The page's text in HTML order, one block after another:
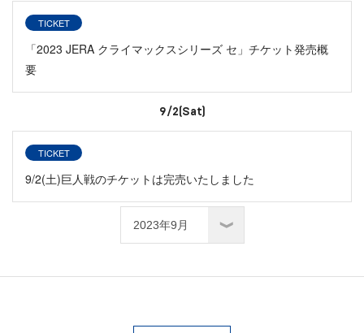
TICKET
「2023 JERA クライマックスシリーズ セ」チケット発売概
要
9/2(Sat)
TICKET
9/2(土)巨人戦のチケットは完売いたしました